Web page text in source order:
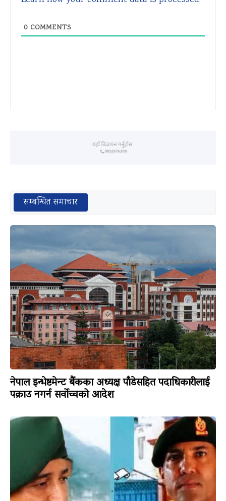
0 COMMENTS
सम्बन्धित समाचार
नेपाल इन्भेष्टमेन्ट बैंकका अध्यक्ष पाँडेसहित पदाधिकारीलाई
पक्राउ नगर्न सर्वोच्चको आदेश